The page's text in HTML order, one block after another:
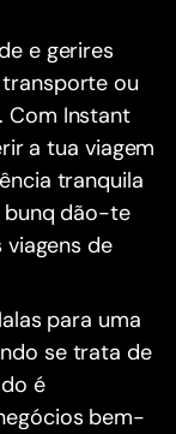
e gerires
ou
Com Instant
a tua viagem
tranquila
bunq dão-te
de
para uma
se trata de
é
bem-